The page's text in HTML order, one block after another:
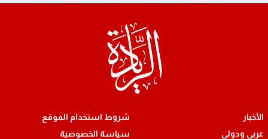
الأخبار
عربي ودولي
شروط استخدام الموقع
سياسة الخصوصية